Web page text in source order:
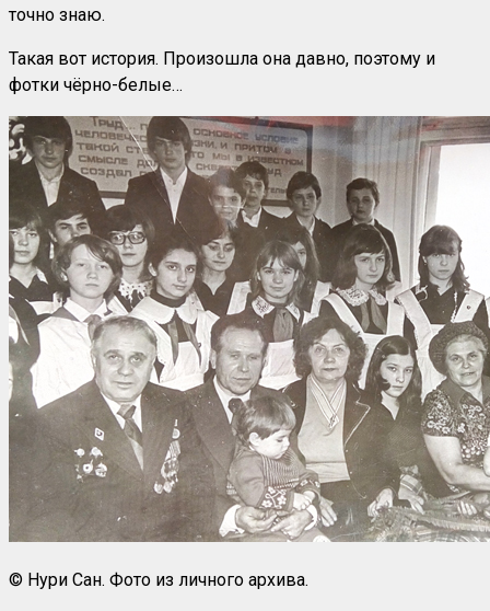
точно знаю.
Такая вот история. Произошла она давно, поэтому и
фотки чёрно-белые…
© Нури Сан. Фото из личного архива.